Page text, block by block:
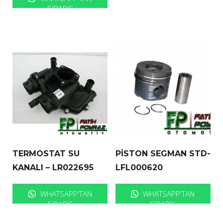
SIPARIŞ
TERMOSTAT SU
KANALI – LR022695
WHATSAPP'TAN
SIPARIŞ
PİSTON SEGMAN STD-
LFL000620
WHATSAPP'TAN
SIPARIŞ